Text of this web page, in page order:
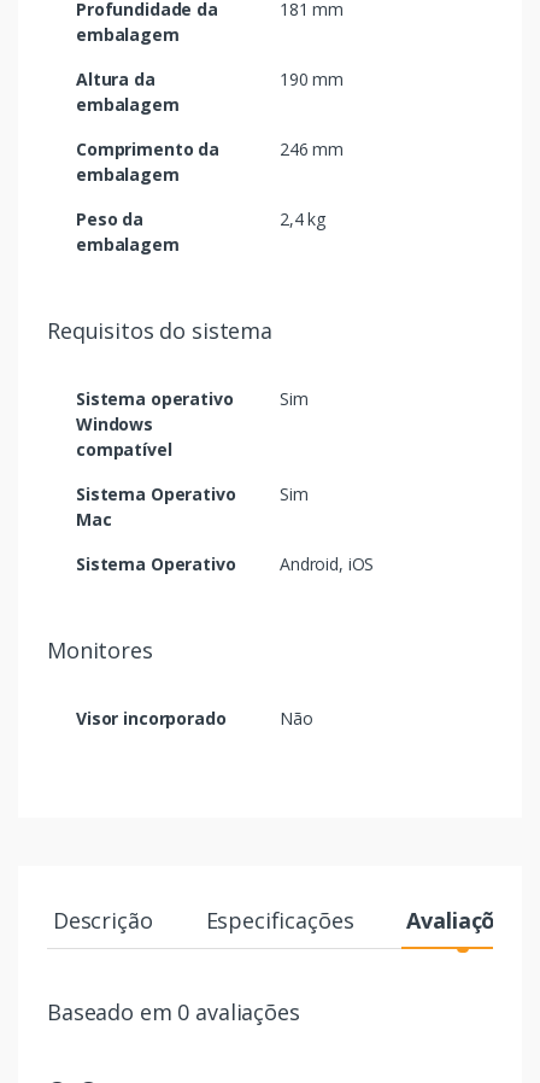
Profundidade da
embalagem
181 mm
Altura da
embalagem
190 mm
Comprimento da
embalagem
246 mm
Peso da
embalagem
2,4 kg
Requisitos do sistema
Sistema operativo
Windows
compatível
Sim
Sistema Operativo
Mac
Sim
Sistema Operativo Android, iOS
Monitores
Visor incorporado Não
Descrição Especificações Avaliações
Baseado em 0 avaliações